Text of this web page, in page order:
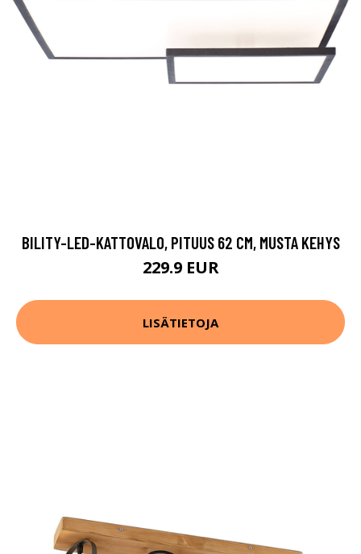
BILITY-LED-KATTOVALO, PITUUS 62 CM, MUSTA KEHYS
229.9 EUR
LISÄTIETOJA